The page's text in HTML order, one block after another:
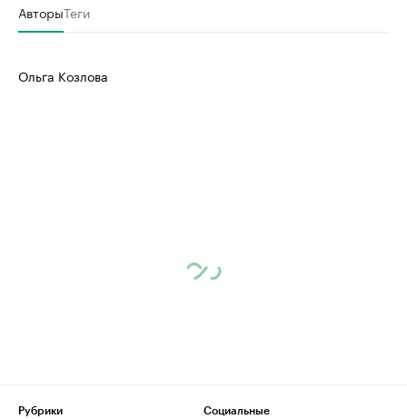
АвторыТеги
Ольга Козлова
Рубрики
Социальные